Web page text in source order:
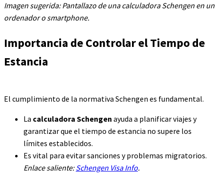
Imagen sugerida: Pantallazo de una calculadora Schengen en un
ordenador o smartphone.
Importancia de Controlar el Tiempo de
Estancia
El cumplimiento de la normativa Schengen es fundamental.
La calculadora Schengen ayuda a planificar viajes y
garantizar que el tiempo de estancia no supere los
límites establecidos.
Es vital para evitar sanciones y problemas migratorios.
Enlace saliente:Schengen Visa Info.